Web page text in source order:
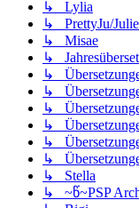
↳ Lylia
↳ PrettyJu/Julie
↳ Misae
↳
↳
↳
↳
↳
↳
↳
↳ Stella
↳ ~წ~PSP